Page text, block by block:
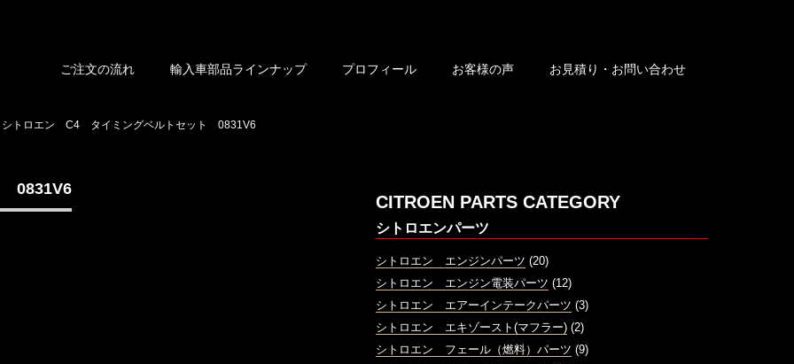
ご注文の流れ 輸入車部品ラインナップ プロフィール お客様の声 お見積り・お問い合わせ
シトロエン C4 タイミングベルトセット 0831V6
0831V6
CITROEN PARTS CATEGORY
シトロエンパーツ
シトロエン エンジンパーツ (20)
シトロエン エンジン電装パーツ (12)
シトロエン エアーインテークパーツ (3)
シトロエン エキゾースト(マフラー) (2)
シトロエン フェール（燃料）パーツ (9)